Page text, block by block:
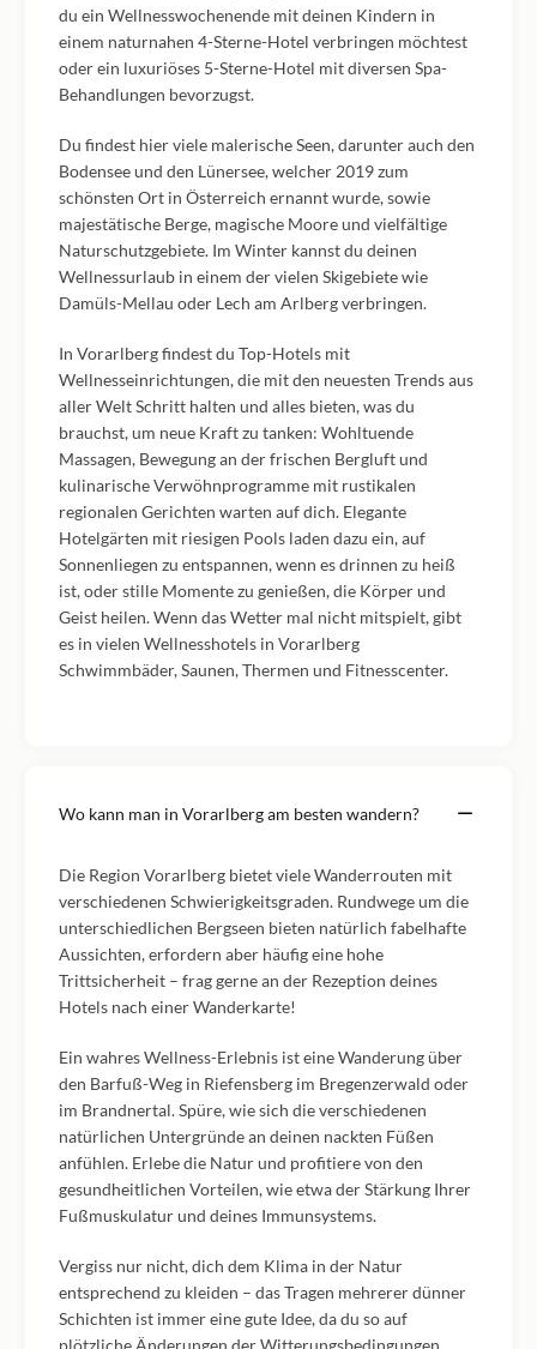
du ein Wellnesswochenende mit deinen Kindern in
einem naturnahen 4-Sterne-Hotel verbringen möchtest
oder ein luxuriöses 5-Sterne-Hotel mit diversen Spa-
Behandlungen bevorzugst.
Du findest hier viele malerische Seen, darunter auch den
Bodensee und den Lünersee, welcher 2019 zum
schönsten Ort in Österreich ernannt wurde, sowie
majestätische Berge, magische Moore und vielfältige
Naturschutzgebiete. Im Winter kannst du deinen
Wellnessurlaub in einem der vielen Skigebiete wie
Damüls-Mellau oder Lech am Arlberg verbringen.
In Vorarlberg findest du Top-Hotels mit
Wellnesseinrichtungen, die mit den neuesten Trends aus
aller Welt Schritt halten und alles bieten, was du
brauchst, um neue Kraft zu tanken: Wohltuende
Massagen, Bewegung an der frischen Bergluft und
kulinarische Verwöhnprogramme mit rustikalen
regionalen Gerichten warten auf dich. Elegante
Hotelgärten mit riesigen Pools laden dazu ein, auf
Sonnenliegen zu entspannen, wenn es drinnen zu heiß
ist, oder stille Momente zu genießen, die Körper und
Geist heilen. Wenn das Wetter mal nicht mitspielt, gibt
es in vielen Wellnesshotels in Vorarlberg
Schwimmbäder, Saunen, Thermen und Fitnesscenter.
Wo kann man in Vorarlberg am besten wandern?
Die Region Vorarlberg bietet viele Wanderrouten mit
verschiedenen Schwierigkeitsgraden. Rundwege um die
unterschiedlichen Bergseen bieten natürlich fabelhafte
Aussichten, erfordern aber häufig eine hohe
Trittsicherheit – frag gerne an der Rezeption deines
Hotels nach einer Wanderkarte!
Ein wahres Wellness-Erlebnis ist eine Wanderung über
den Barfuß-Weg in Riefensberg im Bregenzerwald oder
im Brandnertal. Spüre, wie sich die verschiedenen
natürlichen Untergründe an deinen nackten Füßen
anfühlen. Erlebe die Natur und profitiere von den
gesundheitlichen Vorteilen, wie etwa der Stärkung Ihrer
Fußmuskulatur und deines Immunsystems.
Vergiss nur nicht, dich dem Klima in der Natur
entsprechend zu kleiden – das Tragen mehrerer dünner
Schichten ist immer eine gute Idee, da du so auf
plötzliche Änderungen der Witterungsbedingungen